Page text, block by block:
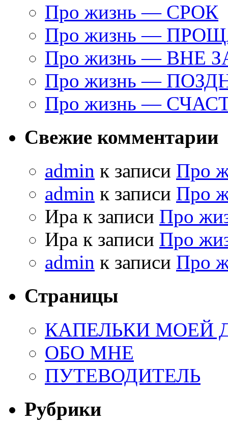
Про жизнь — СРОК
Про жизнь —
Про жизнь — ВНЕ
Про жизнь —
Про жизнь —
Свежие комментарии
admin к записи Про
admin к записи Про
Ира к записи Про
Ира к записи Про
admin к записи Про
Страницы
КАПЕЛЬКИ МОЕЙ
ОБО МНЕ
ПУТЕВОДИТЕЛЬ
Рубрики